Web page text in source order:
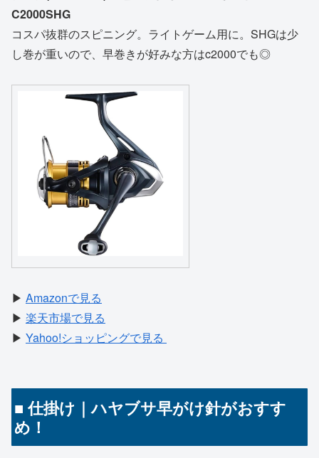
C2000SHG
コスパ抜群のスピニング。ライトゲーム用に。SHGは少
し巻が重いので、早巻きが好みな方はc2000でも◎
▶ Amazonで見る
▶ 楽天市場で見る
▶ Yahoo!ショッピングで見る
■ 仕掛け｜ハヤブサ早がけ針がおすす
め！